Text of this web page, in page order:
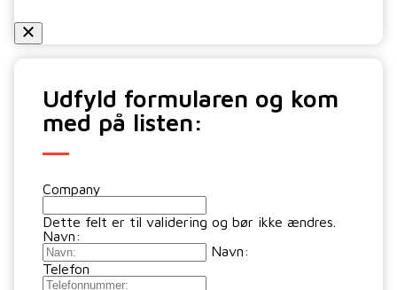
Udfyld formularen og kom
med på listen:
Company
Dette felt er til validering og bør ikke ændres.
Navn:
Navn:
Telefon